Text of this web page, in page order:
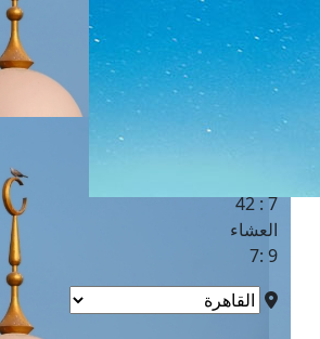
الظهر
العصر
7 : 42
العشاء
9 :7